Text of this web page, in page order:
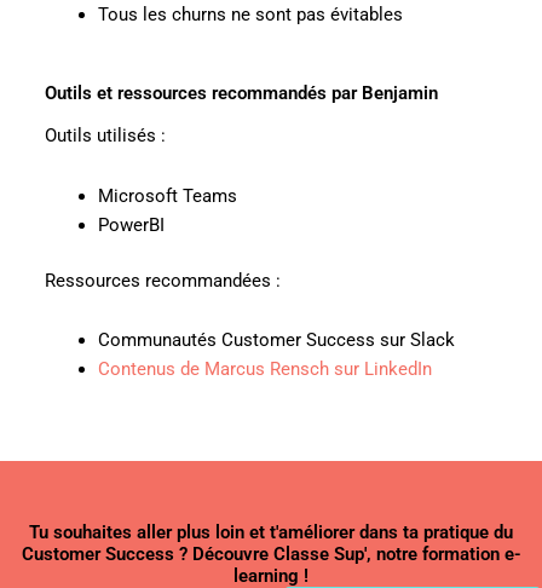
Tous les churns ne sont pas évitables
Outils et ressources recommandés par Benjamin
Outils utilisés :
Microsoft Teams
PowerBI
Ressources recommandées :
Communautés Customer Success sur Slack
Contenus de Marcus Rensch sur LinkedIn
Tu souhaites aller plus loin et t'améliorer dans ta pratique du
Customer Success ? Découvre Classe Sup', notre formation e-
learning !